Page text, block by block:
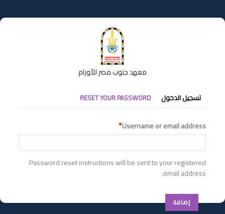
إلى
المحتوى
معهد جنوب مصر للأورام
التبويبات
الأساسية
تسجيل الدخول RESET YOUR PASSWORD
Username or email address
Password reset instructions will be sent to your registered
email address.